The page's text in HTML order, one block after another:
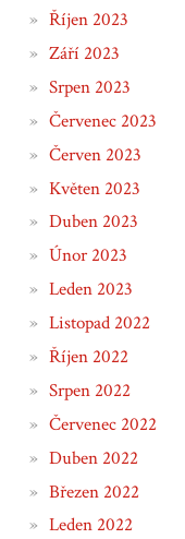
Říjen 2023
Září 2023
Srpen 2023
Červenec 2023
Červen 2023
Květen 2023
Duben 2023
Únor 2023
Leden 2023
Listopad 2022
Říjen 2022
Srpen 2022
Červenec 2022
Duben 2022
Březen 2022
Leden 2022